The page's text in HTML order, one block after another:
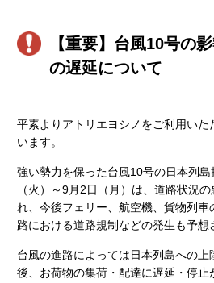
【重要】台風10号の
の遅延について
平素よりアトリエヨシノをご利用い
います。
強い勢力を保った台風10号の日本列
（火）～9月2日（月）は、道路状況
れ、今後フェリー、航空機、貨物列車
路における道路規制などの発生も予想
台風の進路によっては日本列島への
後、お荷物の集荷・配達に遅延・停